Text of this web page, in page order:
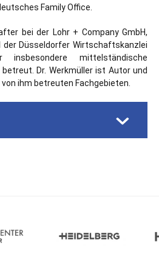
Family Office.
bei der Lohr + Company GmbH,
Düsseldorfer Wirtschaftskanzlei
mittelständische
Dr. Werkmüller ist Autor und
ihm betreuten Fachgebieten.